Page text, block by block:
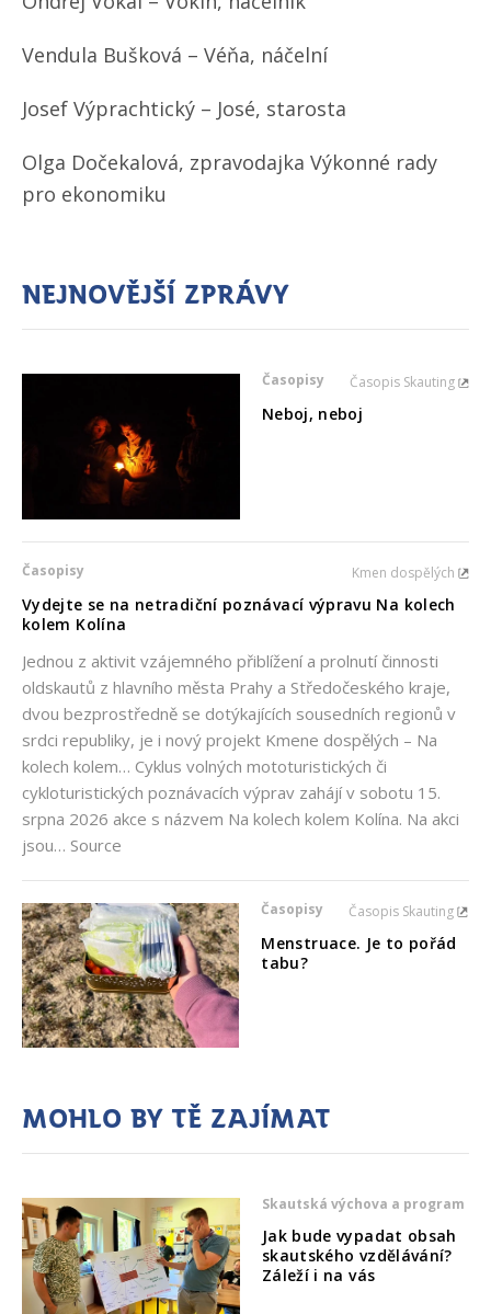
Vendula Bušková – Véňa, náčelní
Josef Výprachtický – José, starosta
Olga Dočekalová, zpravodajka Výkonné rady
pro ekonomiku
Nejnovější zprávy
Časopisy Časopis Skauting
Neboj, neboj
Časopisy Kmen dospělých
Vydejte se na netradiční poznávací výpravu Na kolech
kolem Kolína
Jednou z aktivit vzájemného přiblížení a prolnutí činnosti
oldskautů z hlavního města Prahy a Středočeského kraje,
dvou bezprostředně se dotýkajících sousedních regionů v
srdci republiky, je i nový projekt Kmene dospělých – Na
kolech kolem… Cyklus volných mototuristických či
cykloturistických poznávacích výprav zahájí v sobotu 15.
srpna 2026 akce s názvem Na kolech kolem Kolína. Na akci
jsou… Source
Časopisy Časopis Skauting
Menstruace. Je to pořád
tabu?
Mohlo by tě zajímat
Skautská výchova a program
Jak bude vypadat obsah
skautského vzdělávání?
Záleží i na vás